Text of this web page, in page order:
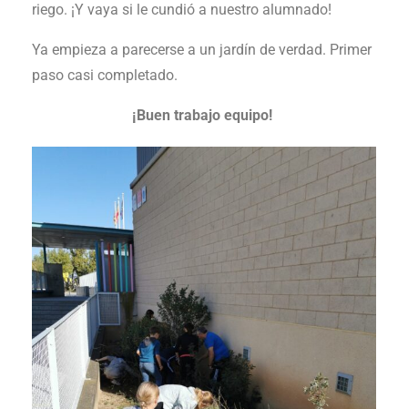
riego. ¡Y vaya si le cundió a nuestro alumnado!
Ya empieza a parecerse a un jardín de verdad. Primer
paso casi completado.
¡Buen trabajo equipo!